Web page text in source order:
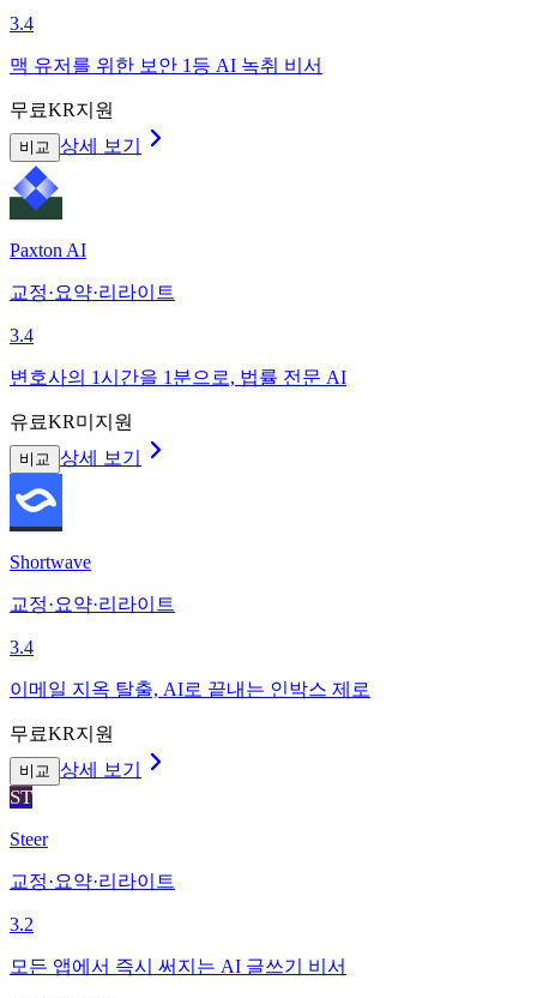
3.4
맥 유저를 위한 보안 1등 AI 녹취 비서
무료KR지원
비교 상세 보기
Paxton AI
교정·요약·리라이트
3.4
변호사의 1시간을 1분으로, 법률 전문 AI
유료KR미지원
비교 상세 보기
Shortwave
교정·요약·리라이트
3.4
이메일 지옥 탈출, AI로 끝내는 인박스 제로
무료KR지원
비교 상세 보기
ST
Steer
교정·요약·리라이트
3.2
모든 앱에서 즉시 써지는 AI 글쓰기 비서